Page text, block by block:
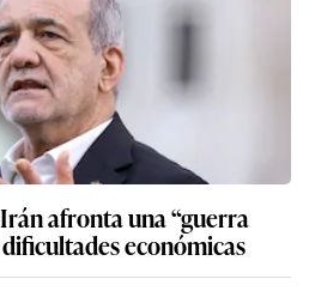
afronta una “guerra
económicas